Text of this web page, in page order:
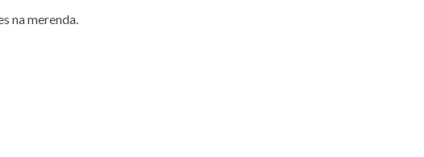
na merenda.